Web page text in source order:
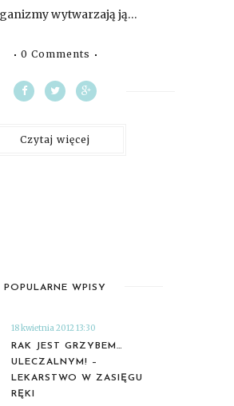
wytwarzają ją…
0 Comments
Czytaj więcej
POPULARNE WPISY
18 kwietnia 2012 13:30
RAK JEST GRZYBEM…
ULECZALNYM! –
LEKARSTWO W ZASIĘGU
RĘKI